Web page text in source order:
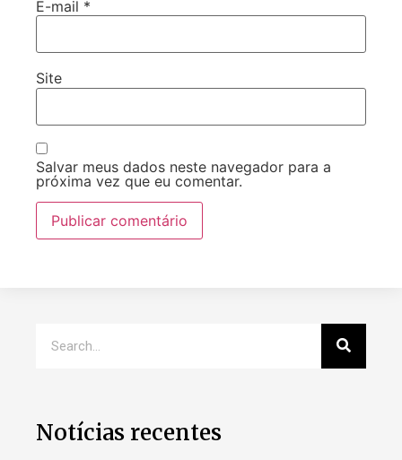
E-mail *
Site
Salvar meus dados neste navegador para a
próxima vez que eu comentar.
Notícias recentes